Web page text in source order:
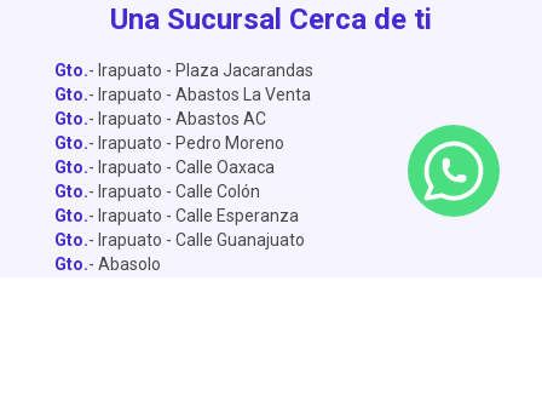
Una Sucursal Cerca de ti
Gto.- Irapuato - Plaza Jacarandas
Gto.- Irapuato - Abastos La Venta
Gto.- Irapuato - Abastos AC
Gto.- Irapuato - Pedro Moreno
Gto.- Irapuato - Calle Oaxaca
Gto.- Irapuato - Calle Colón
Gto.- Irapuato - Calle Esperanza
Gto.- Irapuato - Calle Guanajuato
Gto.- Abasolo